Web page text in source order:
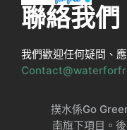
聯絡我們
我們歡迎任何疑問、
撲水係Go
南旗下項目。